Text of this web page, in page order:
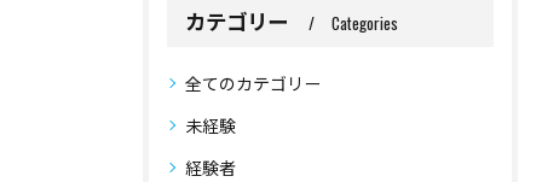
カテゴリー Categories
全てのカテゴリー
未経験
経験者